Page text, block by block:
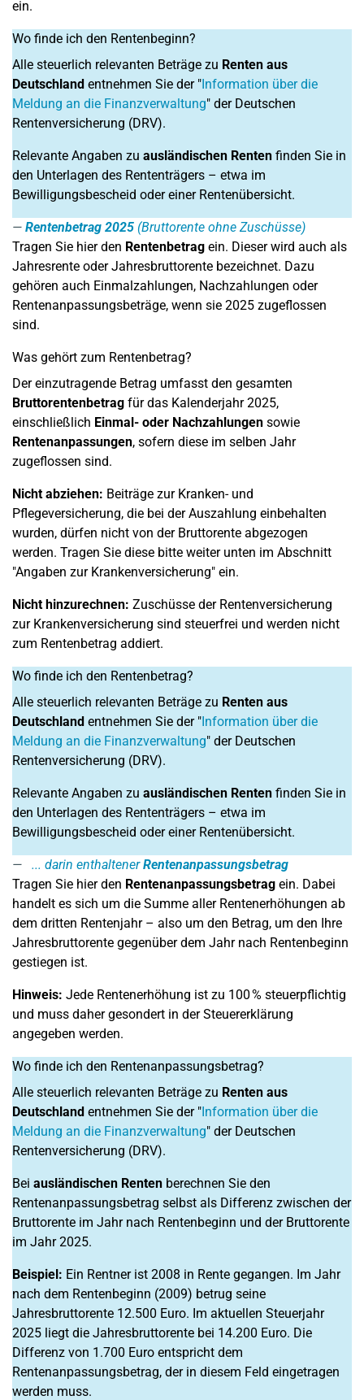
ein.
Wo finde ich den Rentenbeginn?
Alle steuerlich relevanten Beträge zu Renten aus
Deutschland entnehmen Sie der "Information über die
Meldung an die Finanzverwaltung" der Deutschen
Rentenversicherung (DRV).
Relevante Angaben zu ausländischen Renten finden Sie in
den Unterlagen des Rententrägers – etwa im
Bewilligungsbescheid oder einer Rentenübersicht.
Rentenbetrag 2025 (Bruttorente ohne Zuschüsse)
Tragen Sie hier den Rentenbetrag ein. Dieser wird auch als
Jahresrente oder Jahresbruttorente bezeichnet. Dazu
gehören auch Einmalzahlungen, Nachzahlungen oder
Rentenanpassungsbeträge, wenn sie 2025 zugeflossen
sind.
Was gehört zum Rentenbetrag?
Der einzutragende Betrag umfasst den gesamten
Bruttorentenbetrag für das Kalenderjahr 2025,
einschließlich Einmal- oder Nachzahlungen sowie
Rentenanpassungen, sofern diese im selben Jahr
zugeflossen sind.
Nicht abziehen: Beiträge zur Kranken- und
Pflegeversicherung, die bei der Auszahlung einbehalten
wurden, dürfen nicht von der Bruttorente abgezogen
werden. Tragen Sie diese bitte weiter unten im Abschnitt
"Angaben zur Krankenversicherung" ein.
Nicht hinzurechnen: Zuschüsse der Rentenversicherung
zur Krankenversicherung sind steuerfrei und werden nicht
zum Rentenbetrag addiert.
Wo finde ich den Rentenbetrag?
Alle steuerlich relevanten Beträge zu Renten aus
Deutschland entnehmen Sie der "Information über die
Meldung an die Finanzverwaltung" der Deutschen
Rentenversicherung (DRV).
Relevante Angaben zu ausländischen Renten finden Sie in
den Unterlagen des Rententrägers – etwa im
Bewilligungsbescheid oder einer Rentenübersicht.
... darin enthaltenerRentenanpassungsbetrag
Tragen Sie hier den Rentenanpassungsbetrag ein. Dabei
handelt es sich um die Summe aller Rentenerhöhungen ab
dem dritten Rentenjahr – also um den Betrag, um den Ihre
Jahresbruttorente gegenüber dem Jahr nach Rentenbeginn
gestiegen ist.
Hinweis: Jede Rentenerhöhung ist zu 100 % steuerpflichtig
und muss daher gesondert in der Steuererklärung
angegeben werden.
Wo finde ich den Rentenanpassungsbetrag?
Alle steuerlich relevanten Beträge zu Renten aus
Deutschland entnehmen Sie der "Information über die
Meldung an die Finanzverwaltung" der Deutschen
Rentenversicherung (DRV).
Bei ausländischen Renten berechnen Sie den
Rentenanpassungsbetrag selbst als Differenz zwischen der
Bruttorente im Jahr nach Rentenbeginn und der Bruttorente
im Jahr 2025.
Beispiel: Ein Rentner ist 2008 in Rente gegangen. Im Jahr
nach dem Rentenbeginn (2009) betrug seine
Jahresbruttorente 12.500 Euro. Im aktuellen Steuerjahr
2025 liegt die Jahresbruttorente bei 14.200 Euro. Die
Differenz von 1.700 Euro entspricht dem
Rentenanpassungsbetrag, der in diesem Feld eingetragen
werden muss.